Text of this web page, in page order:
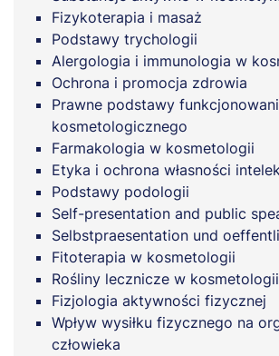
Fizykoterapia i masaż
Podstawy trychologii
Alergologia i immunologia w
Ochrona i promocja zdrowia
Prawne podstawy
kosmetologicznego
Farmakologia w kosmetologii
Etyka i ochrona własności
Podstawy podologii
Self-presentation and public
Selbstpraesentation und
Fitoterapia w kosmetologii
Rośliny lecznicze w kosmetologii
Fizjologia aktywności fizycznej
Wpływ wysiłku fizycznego na
człowieka